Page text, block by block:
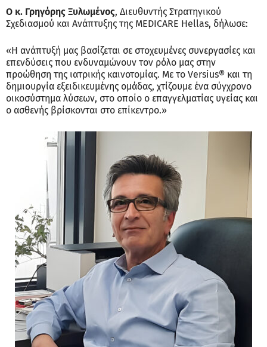
Ο κ. Γρηγόρης Ξυλωμένος, Διευθυντής Στρατηγικού
Σχεδιασμού και Ανάπτυξης της MEDICARE Hellas, δήλωσε:
«Η ανάπτυξή μας βασίζεται σε στοχευμένες συνεργασίες και
επενδύσεις που ενδυναμώνουν τον ρόλο μας στην
προώθηση της ιατρικής καινοτομίας. Με το Versius® και τη
δημιουργία εξειδικευμένης ομάδας, χτίζουμε ένα σύγχρονο
οικοσύστημα λύσεων, στο οποίο ο επαγγελματίας υγείας και
ο ασθενής βρίσκονται στο επίκεντρο.»